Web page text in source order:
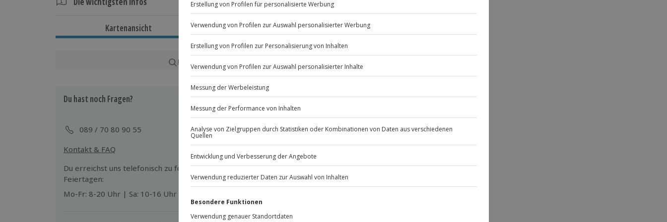
Gesamtdauer: ca. 4 Stunden
Ganzjährig zu bestimmten Terminen verfügbar
Teilnahmebedingungen
Keine Hinweise auf körperliche oder psychische Beeinträchtigungen
Ausrüstung & Kleidung
Mitzubringen: Personalausweis und Kreditkarte
Wird gestellt: Fahrräder, Helm, Fahrradtasche und Karte
Gutschein gültig für bis zu 4 Personen
Kartenansicht Listenansicht
© OpenStreetMaps
Karte in Großansicht
Du hast noch Fragen?
089 / 70 80 90 55
Kontakt & FAQ
Jochen SchweizerGmbH
81671 München
Du erreichst uns telefonisch zu folgenden Zeiten, außer an bundesweiten
Feiertagen:
Mo-Fr: 8-20 Uhr | Sa: 10-16 Uhr